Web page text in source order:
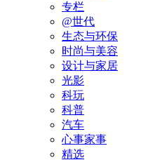
专栏
@世代
生态与环保
时尚与美容
设计与家居
光影
科玩
科普
汽车
心事家事
精选